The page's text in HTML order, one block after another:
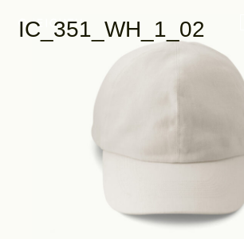
Construction
IC_351_WH_1_02